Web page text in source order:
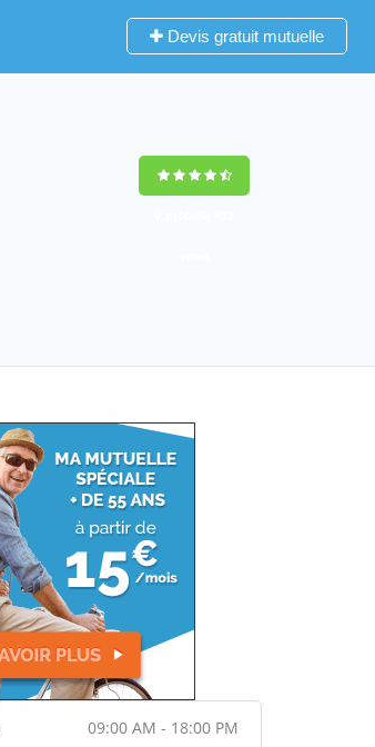
Devis gratuit mutuelle
09:00 AM - 18:00 PM